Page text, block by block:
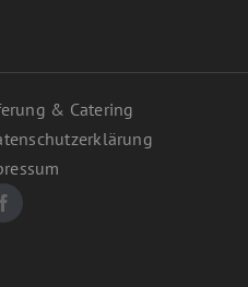
& Catering